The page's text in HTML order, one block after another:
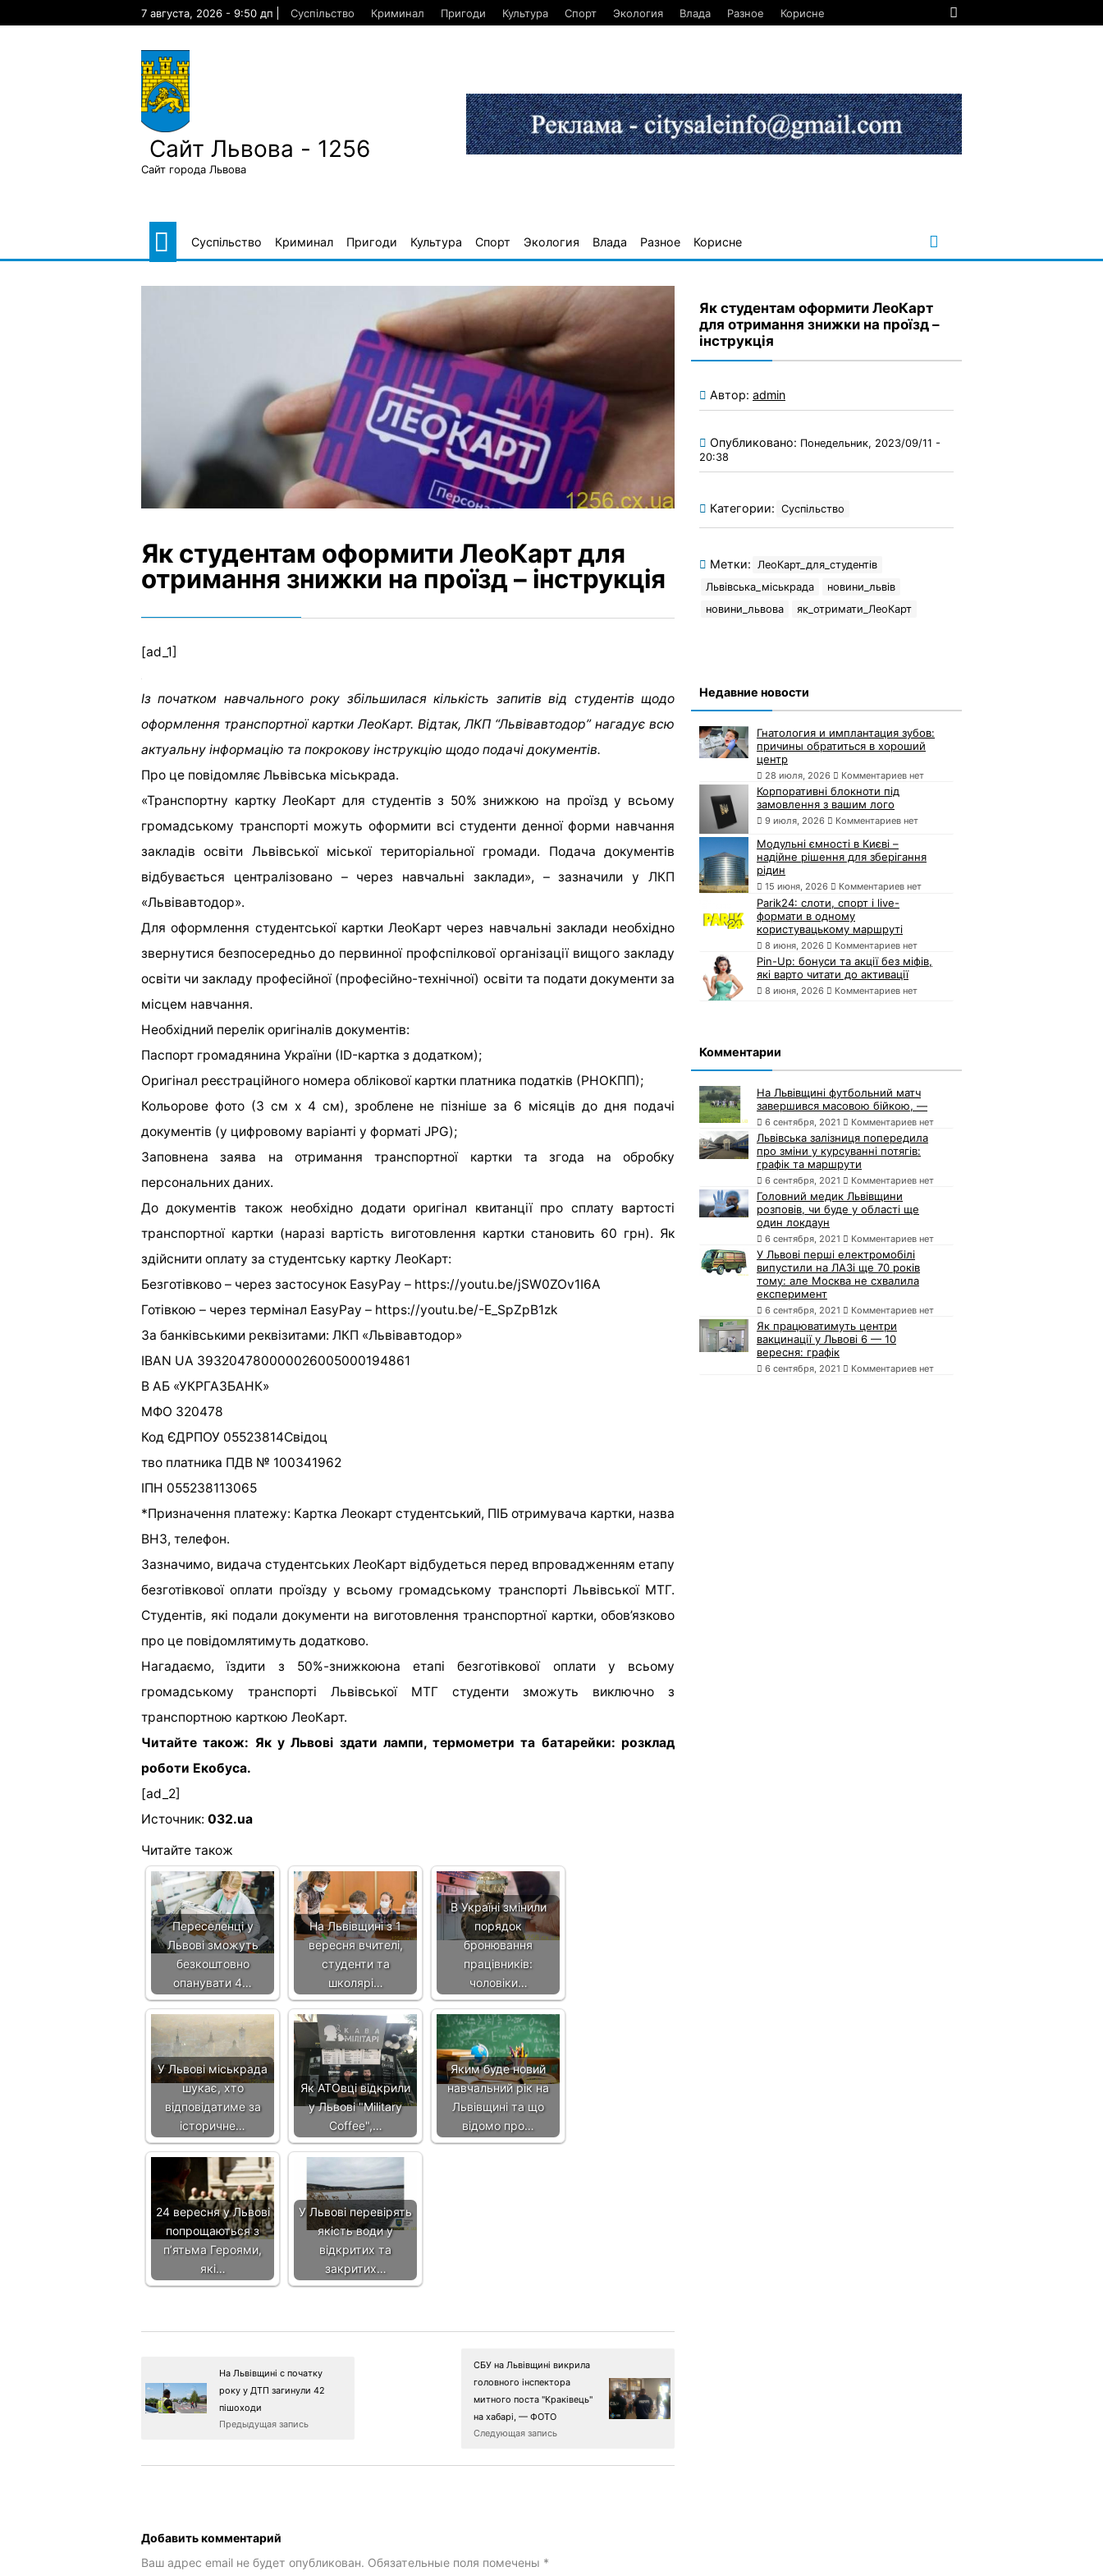
7 августа, 2026 - 9:50 дп Суспільство Криминал Пригоди Культура Спорт Экология Влада Разное Корисне
Сайт Львова - 1256
Сайт города Львова
Суспільство Криминал Пригоди Культура Спорт Экология Влада Разное Корисне
Як студентам оформити ЛеоКарт для
отримання знижки на проїзд – інструкція
[ad_1]
Із початком навчального року збільшилася кількість запитів від студентів щодо
оформлення транспортної картки ЛеоКарт. Відтак, ЛКП “Львівавтодор” нагадує всю
актуальну інформацію та покрокову інструкцію щодо подачі документів.
Про це повідомляє Львівська міськрада.
«Транспортну картку ЛеоКарт для студентів з 50% знижкою на проїзд у всьому
громадському транспорті можуть оформити всі студенти денної форми навчання
закладів освіти Львівської міської територіальної громади. Подача документів
відбувається централізовано – через навчальні заклади», – зазначили у ЛКП
«Львівавтодор».
Для оформлення студентської картки ЛеоКарт через навчальні заклади необхідно
звернутися безпосередньо до первинної профспілкової організації вищого закладу
освіти чи закладу професійної (професійно-технічної) освіти та подати документи за
місцем навчання.
Необхідний перелік оригіналів документів:
Паспорт громадянина України (ІD-картка з додатком);
Оригінал реєстраційного номера облікової картки платника податків (РНОКПП);
Кольорове фото (3 см х 4 см), зроблене не пізніше за 6 місяців до дня подачі
документів (у цифровому варіанті у форматі JPG);
Заповнена заява на отримання транспортної картки та згода на обробку
персональних даних.
До документів також необхідно додати оригінал квитанції про сплату вартості
транспортної картки (наразі вартість виготовлення картки становить 60 грн). Як
здійснити оплату за студентську картку ЛеоКарт:
Безготівково – через застосунок EasyPay – https://youtu.be/jSW0ZOv1I6A
Готівкою – через термінал EasyPay – https://youtu.be/-E_SpZpB1zk
За банківськими реквізитами: ЛКП «Львівавтодор»
IBAN UA 393204780000026005000194861
В АБ «УКРГАЗБАНК»
МФО 320478
Код ЄДРПОУ 05523814Свідоц
тво платника ПДВ № 100341962
ІПН 055238113065
*Призначення платежу: Картка Леокарт студентський, ПІБ отримувача картки, назва
ВНЗ, телефон.
Зазначимо, видача студентських ЛеоКарт відбудеться перед впровадженням етапу
безготівкової оплати проїзду у всьому громадському транспорті Львівської МТГ.
Студентів, які подали документи на виготовлення транспортної картки, обов’язково
про це повідомлятимуть додатково.
Нагадаємо, їздити з 50%-знижкоюна етапі безготівкової оплати у всьому
громадському транспорті Львівської МТГ студенти зможуть виключно з
транспортною карткою ЛеоКарт.
Читайте також: Як у Львові здати лампи, термометри та батарейки: розклад
роботи Екобуса.
[ad_2]
Источник: 032.ua
Читайте також
Переселенці у
Львові зможуть
безкоштовно
опанувати 4…
На Львівщині з 1
вересня вчителі,
студенти та
школярі…
В Україні змінили
порядок
бронювання
працівників:
чоловіки…
У Львові міськрада
шукає, хто
відповідатиме за
історичне…
Як АТОвці відкрили
у Львові "Military
Coffee",…
Яким буде новий
навчальний рік на
Львівщині та що
відомо про…
24 вересня у Львові
попрощаються з
п’ятьма Героями,
які…
У Львові перевірять
якість води у
відкритих та
закритих…
На Львівщині с початку
року у ДТП загинули 42
пішоходи
Предыдущая запись
СБУ на Львівщині викрила
головного інспектора
митного поста "Краківець"
на хабарі, — ФОТО
Следующая запись
Добавить комментарий
Ваш адрес email не будет опубликован. Обязательные поля помечены *
Як студентам оформити ЛеоКарт
для отримання знижки на проїзд –
інструкція
Автор: admin
Опубликовано: Понедельник, 2023/09/11 -
20:38
Категории: Суспільство
Метки:
ЛеоКарт_для_студентів
Львівська_міськрада
новини_львів
новини_львова
як_отримати_ЛеоКарт
Недавние новости
Гнатология и имплантация зубов:
причины обратиться в хороший
центр
28 июля, 2026 Комментариев нет
Корпоративні блокноти під
замовлення з вашим лого
9 июля, 2026 Комментариев нет
Модульні ємності в Києві –
надійне рішення для зберігання
рідин
15 июня, 2026 Комментариев нет
Parik24: слоти, спорт і live-
формати в одному
користувацькому маршруті
8 июня, 2026 Комментариев нет
Pin-Up: бонуси та акції без міфів,
які варто читати до активації
8 июня, 2026 Комментариев нет
Комментарии
На Львівщині футбольний матч
завершився масовою бійкою, —
6 сентября, 2021 Комментариев нет
Львівська залізниця попередила
про зміни у курсуванні потягів:
графік та маршрути
6 сентября, 2021 Комментариев нет
Головний медик Львівщини
розповів, чи буде у області ще
один локдаун
6 сентября, 2021 Комментариев нет
У Львові перші електромобілі
випустили на ЛАЗі ще 70 років
тому: але Москва не схвалила
експеримент
6 сентября, 2021 Комментариев нет
Як працюватимуть центри
вакцинації у Львові 6 — 10
вересня: графік
6 сентября, 2021 Комментариев нет